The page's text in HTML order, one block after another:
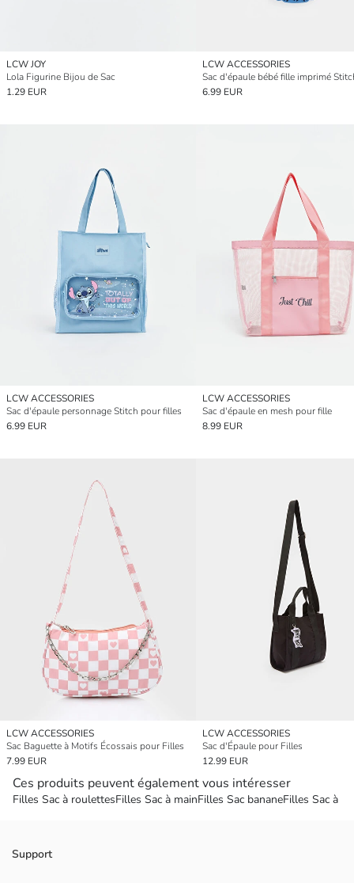
LCW JOY
Lola Figurine Bijou de Sac
1.29 EUR
LCW ACCESSORIES
Sac d'épaule bébé fille imprimé
6.99 EUR
LCW ACCESSORIES
Sac d'épaule personnage Stitch pour filles
6.99 EUR
LCW ACCESSORIES
Sac d'épaule en mesh pour fille
8.99 EUR
LCW ACCESSORIES
Sac Baguette à Motifs Écossais pour Filles
7.99 EUR
LCW ACCESSORIES
Sac d'Épaule pour Filles
12.99 EUR
Ces produits peuvent également vous intéresser
Filles Sac à roulettesFilles Sac à mainFilles Sac bananeFilles Sac à
Support